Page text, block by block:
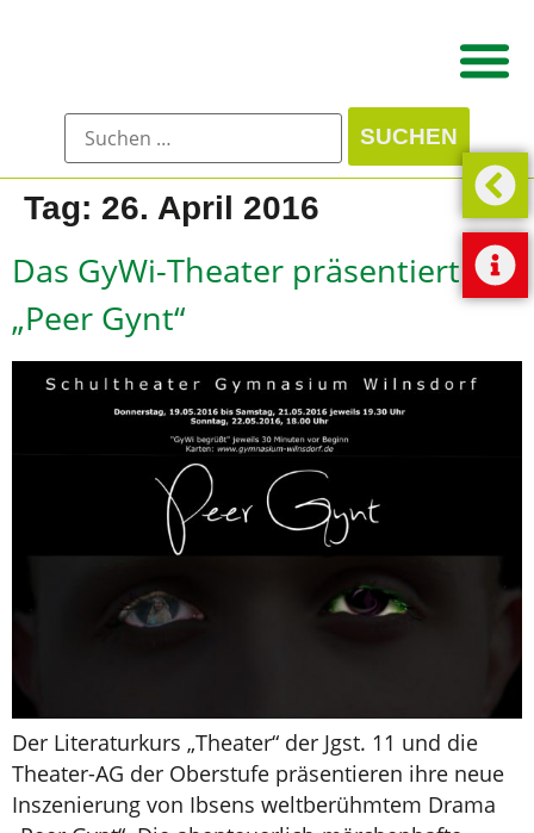
Tag: 26. April 2016
Das GyWi-Theater präsentiert:
„Peer Gynt“
Der Literaturkurs „Theater“ der Jgst. 11 und die
Theater-AG der Oberstufe präsentieren ihre neue
Inszenierung von Ibsens weltberühmtem Drama